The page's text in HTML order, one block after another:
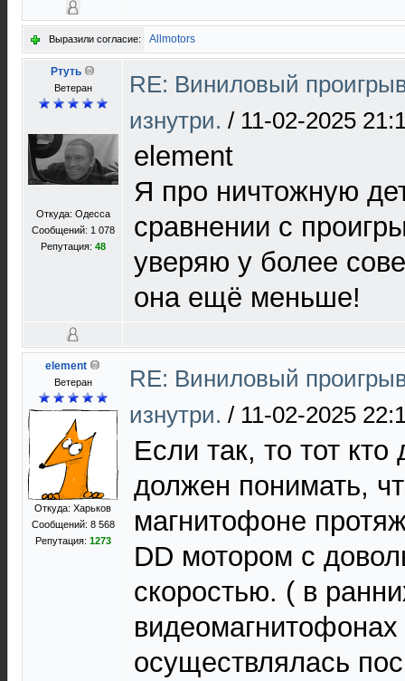
Выразили согласие: Allmotors
Ртуть
Ветеран
Откуда: Одесса
Сообщений: 1 078
Репутация: 48
RE: Виниловый
изнутри. / 11-02-2025
element
Я про ничтожную
сравнении с
уверяю у более
она ещё меньше!
element
Ветеран
Откуда: Харьков
Сообщений: 8 568
Репутация: 1273
RE: Виниловый
изнутри. / 11-02-2025
Если так, то тот
должен понимать,
магнитофоне
DD мотором с
скоростью. ( в
осуществлялась